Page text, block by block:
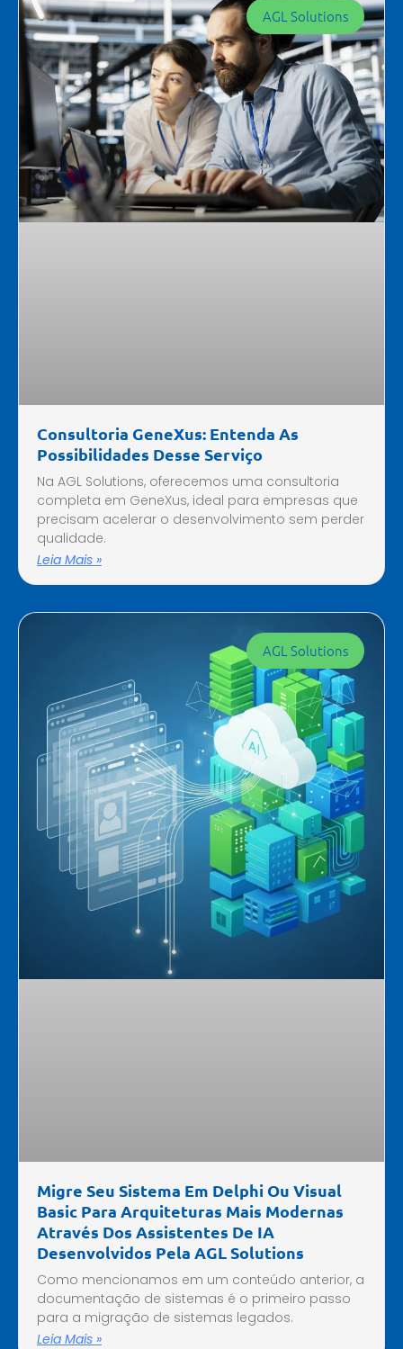
AGL Solutions
Consultoria GeneXus: Entenda As
Possibilidades Desse Serviço
Na AGL Solutions, oferecemos uma consultoria
completa em GeneXus, ideal para empresas que
precisam acelerar o desenvolvimento sem perder
qualidade.
Leia Mais »
AGL Solutions
Migre Seu Sistema Em Delphi Ou Visual
Basic Para Arquiteturas Mais Modernas
Através Dos Assistentes De IA
Desenvolvidos Pela AGL Solutions
Como mencionamos em um conteúdo anterior, a
documentação de sistemas é o primeiro passo
para a migração de sistemas legados.
Leia Mais »